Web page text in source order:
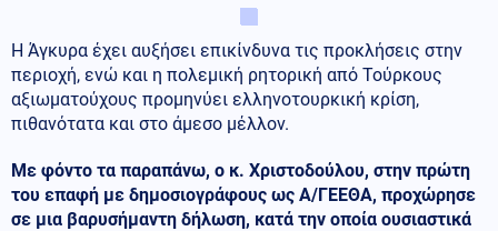
Η Άγκυρα έχει αυξήσει επικίνδυνα τις προκλήσεις στην
περιοχή, ενώ και η πολεμική ρητορική από Τούρκους
αξιωματούχους προμηνύει ελληνοτουρκική κρίση,
πιθανότατα και στο άμεσο μέλλον.
Με φόντο τα παραπάνω, ο κ. Χριστοδούλου, στην πρώτη
του επαφή με δημοσιογράφους ως Α/ΓΕΕΘΑ, προχώρησε
σε μια βαρυσήμαντη δήλωση, κατά την οποία ουσιαστικά